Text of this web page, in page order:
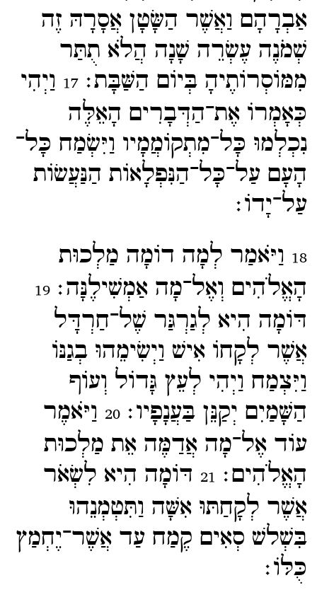
אַבְרָהָם וַאֲשֶׁר הַשָּׂטָן אֲסָרָהּ זֶה
שְׁמֹנֶה עֶשְׂרֵה שָׁנָה הֲלֹא תֻתַּר
מִמּוֹסְרוֹתֶיהָ בְּיוֹם הַשַּׁבָּת׃17 וַיְהִי
כְּאָמְרוֹ אֶת־​הַדְּבָרִים הָאֵלֶּה
נִכְלְמוּ כָּל־​מִתְקוֹמֲמָיו וַיִּשְׂמַח כָּל־​
הָעָם עַל־​כָּל־​הַנִּפְלָאוֹת הַנַּעֲשׂוֹת
עַל־​יָדוֹ׃
18 וַיֹּאמַר לְמָה דוֹמָה מַלְכוּת
הָאֱלֹהִים וְאֶל־​מָה אַמְשִׁילֶנָּה׃19
דּוֹמָה הִיא לְגַרְגַּר שֶׁל־​חַרְדָּל
אֲשֶׁר לְקָחוֹ אִישׁ וַיְשִׂימֵהוּ בְגַנּוֹ
וַיִּצְמַח וַיְהִי לְעֵץ גָּדוֹל וְעוֹף
הַשָּׁמַיִם יְקַנֵּן בַּעֲנָפָיו׃20 וַיֹּאמֶר
עוֹד אֶל־​מָה אֲדַמֶּה אֵת מַלְכוּת
הָאֱלֹהִים׃ 21 דּוֹמָה הִיא לִשְׂאֹר
אֲשֶׁר לְקָחַתּוּ אִשָּׁה וַתִּטְמְנֵהוּ
בִּשְׁלשׁ סְאִים קֶמַח עַד אֲשֶׁר־​יֶחְמַץ
כֻּלּוֹ׃